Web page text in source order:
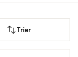
Trier